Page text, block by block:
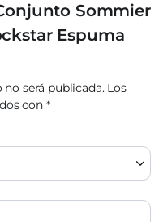
Sommier
Espuma
será publicada. Los
con *